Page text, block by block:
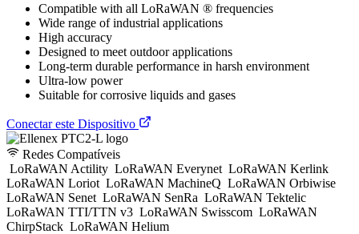
Compatible with all LoRaWAN ® frequencies
Wide range of industrial applications
High accuracy
Designed to meet outdoor applications
Long-term durable performance in harsh environment
Ultra-low power
Suitable for corrosive liquids and gases
Conectar este Dispositivo
Redes Compatíveis
LoRaWAN Actility LoRaWAN Everynet LoRaWAN Kerlink
LoRaWAN Loriot LoRaWAN MachineQ LoRaWAN Orbiwise
LoRaWAN Senet LoRaWAN SenRa LoRaWAN Tektelic
LoRaWAN TTI/TTN v3 LoRaWAN Swisscom LoRaWAN
ChirpStack LoRaWAN Helium